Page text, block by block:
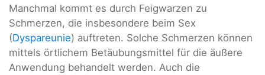
Manchmal kommt es durch Feigwarzen zu
Schmerzen, die insbesondere beim Sex
(Dyspareunie) auftreten. Solche Schmerzen können
mittels örtlichem Betäubungsmittel für die äußere
Anwendung behandelt werden. Auch die